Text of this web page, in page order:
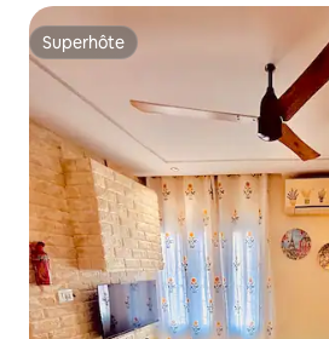
Superhôte
Superhôte